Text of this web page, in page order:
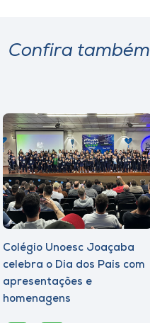
Confira também
Colégio Unoesc Joaçaba
celebra o Dia dos Pais com
apresentações e
homenagens